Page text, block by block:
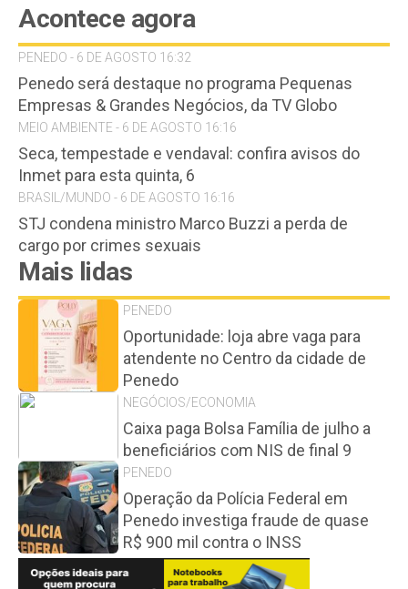
Acontece agora
PENEDO - 6 DE AGOSTO 16:32
Penedo será destaque no programa Pequenas
Empresas & Grandes Negócios, da TV Globo
MEIO AMBIENTE - 6 DE AGOSTO 16:16
Seca, tempestade e vendaval: confira avisos do
Inmet para esta quinta, 6
BRASIL/MUNDO - 6 DE AGOSTO 16:16
STJ condena ministro Marco Buzzi a perda de
cargo por crimes sexuais
Mais lidas
PENEDO
Oportunidade: loja abre vaga para
atendente no Centro da cidade de
Penedo
NEGÓCIOS/ECONOMIA
Caixa paga Bolsa Família de julho a
beneficiários com NIS de final 9
PENEDO
Operação da Polícia Federal em
Penedo investiga fraude de quase
R$ 900 mil contra o INSS